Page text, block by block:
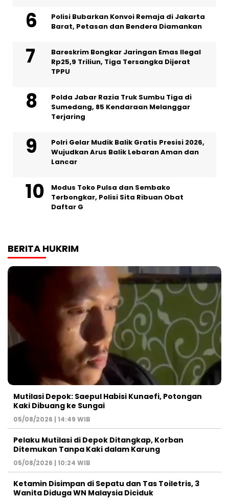
Polisi Bubarkan Konvoi Remaja di Jakarta
Barat, Petasan dan Bendera Diamankan
Bareskrim Bongkar Jaringan Emas Ilegal
Rp25,9 Triliun, Tiga Tersangka Dijerat
TPPU
Polda Jabar Razia Truk Sumbu Tiga di
Sumedang, 85 Kendaraan Melanggar
Terjaring
Polri Gelar Mudik Balik Gratis Presisi 2026,
Wujudkan Arus Balik Lebaran Aman dan
Lancar
Modus Toko Pulsa dan Sembako
Terbongkar, Polisi Sita Ribuan Obat
Daftar G
BERITA HUKRIM
Mutilasi Depok: Saepul Habisi Kunaefi, Potongan
Kaki Dibuang ke Sungai
05/08/2026 | 14:49 WIB
Pelaku Mutilasi di Depok Ditangkap, Korban
Ditemukan Tanpa Kaki dalam Karung
05/08/2026 | 10:24 WIB
Ketamin Disimpan di Sepatu dan Tas Toiletris, 3
Wanita Diduga WN Malaysia Diciduk